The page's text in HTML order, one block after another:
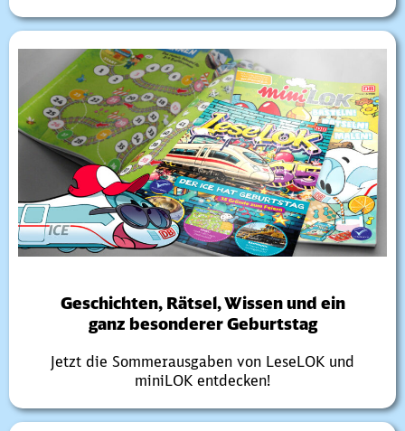
Geschichten, Rätsel, Wissen und ein
ganz besonderer Geburtstag
Jetzt die Sommerausgaben von LeseLOK und
miniLOK entdecken!